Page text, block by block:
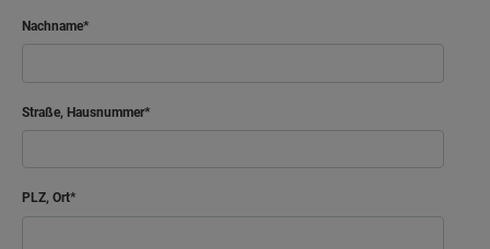
Nachname
Straße, Hausnummer
PLZ, Ort